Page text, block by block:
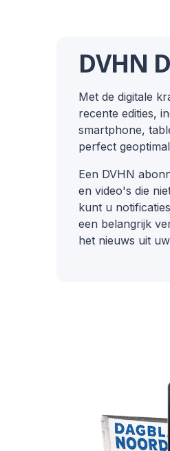
DVHN
Met de digitale
recente edities,
smartphone,
perfect
Een DVHN
en video's die
kunt u
een belangrijk
het nieuws uit